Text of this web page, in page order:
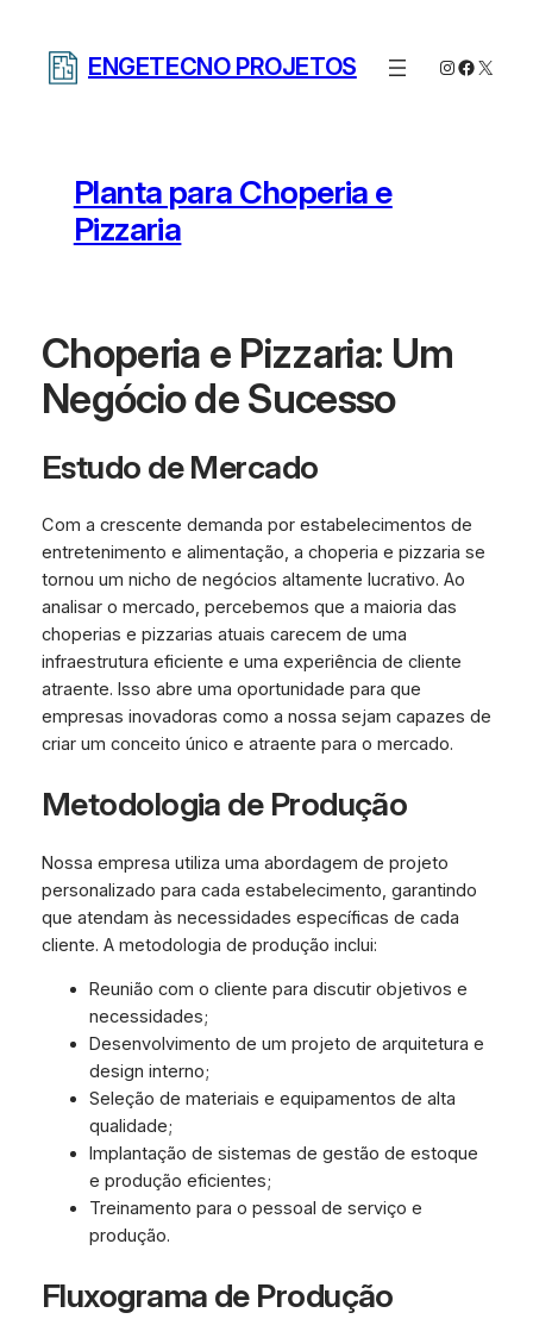
ENGETECNO PROJETOS Instagram
X
Planta para Choperia e
Pizzaria
Choperia e Pizzaria: Um
Negócio de Sucesso
Estudo de Mercado
Com a crescente demanda por estabelecimentos de
entretenimento e alimentação, a choperia e pizzaria se
tornou um nicho de negócios altamente lucrativo. Ao
analisar o mercado, percebemos que a maioria das
choperias e pizzarias atuais carecem de uma
infraestrutura eficiente e uma experiência de cliente
atraente. Isso abre uma oportunidade para que
empresas inovadoras como a nossa sejam capazes de
criar um conceito único e atraente para o mercado.
Metodologia de Produção
Nossa empresa utiliza uma abordagem de projeto
personalizado para cada estabelecimento, garantindo
que atendam às necessidades específicas de cada
cliente. A metodologia de produção inclui:
Reunião com o cliente para discutir objetivos e
necessidades;
Desenvolvimento de um projeto de arquitetura e
design interno;
Seleção de materiais e equipamentos de alta
qualidade;
Implantação de sistemas de gestão de estoque
e produção eficientes;
Treinamento para o pessoal de serviço e
produção.
Fluxograma de Produção